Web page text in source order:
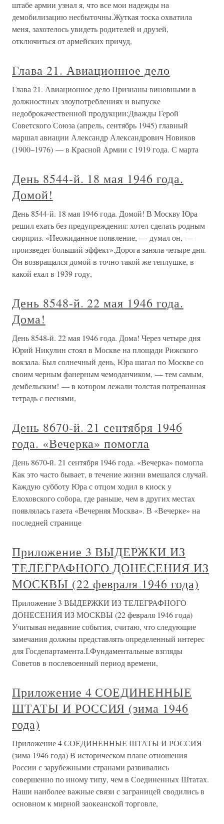
штабе армии узнал я, что все мои надежды на
демобилизацию несбыточны.Жуткая тоска охватила
меня, захотелось увидеть родителей и друзей,
отключиться от армейских причуд,
Глава 21. Авиационное дело
Глава 21. Авиационное дело Признаны виновными в
должностных злоупотреблениях и выпуске
недоброкачественной продукции:Дважды Герой
Советского Союза (апрель, сентябрь 1945) главный
маршал авиации Александр Александрович Новиков
(1900–1976) — в Красной Армии с 1919 года. С марта
День 8544-й. 18 мая 1946 года.
Домой!
День 8544-й. 18 мая 1946 года. Домой! В Москву Юра
решил ехать без предупреждения: хотел сделать родным
сюрприз. «Неожиданное появление, — думал он, —
произведет больший эффект».Дорога заняла четыре дня.
Он возвращался домой в точно такой же теплушке, в
какой ехал в 1939 году,
День 8548-й. 22 мая 1946 года.
Дома!
День 8548-й. 22 мая 1946 года. Дома! Через четыре дня
Юрий Никулин стоял в Москве на площади Рижского
вокзала. Был солнечный день, Юра шагал по Москве со
своим черным фанерным чемоданчиком, — тем самым,
дембельским! — в котором лежали толстая потрепанная
тетрадь с песнями,
День 8670-й. 21 сентября 1946
года. «Вечерка» помогла
День 8670-й. 21 сентября 1946 года. «Вечерка» помогла
Как это часто бывает, в течение жизни вмешался случай.
Каждую субботу Юра с отцом ходил в киоск у
Елоховского собора, где раньше, чем в других местах
появлялась газета «Вечерняя Москва». В «Вечерке» на
последней странице
Приложение 3 ВЫДЕРЖКИ ИЗ
ТЕЛЕГРАФНОГО ДОНЕСЕНИЯ ИЗ
МОСКВЫ (22 февраля 1946 года)
Приложение 3 ВЫДЕРЖКИ ИЗ ТЕЛЕГРАФНОГО
ДОНЕСЕНИЯ ИЗ МОСКВЫ (22 февраля 1946 года)
Учитывая недавние события, считаю, что следующие
замечания должны представлять определенный интерес
для Госдепартамента.I.Фундаментальные взгляды
Советов в послевоенный период времени,
Приложение 4 СОЕДИНЕННЫЕ
ШТАТЫ И РОССИЯ (зима 1946
года)
Приложение 4 СОЕДИНЕННЫЕ ШТАТЫ И РОССИЯ
(зима 1946 года) В историческом плане отношения
России с зарубежными странами развивались
совершенно по иному типу, чем в Соединенных Штатах.
Наши наиболее важные связи с заграницей сводились в
основном к мирной заокеанской торговле,